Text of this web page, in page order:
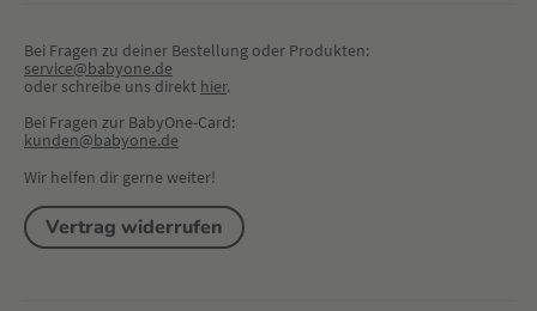
Bei Fragen zu deiner Bestellung oder Produkten:
service@babyone.de
oder schreibe uns direkt hier.
Bei Fragen zur BabyOne-Card:
kunden@babyone.de
Wir helfen dir gerne weiter!
Vertrag widerrufen